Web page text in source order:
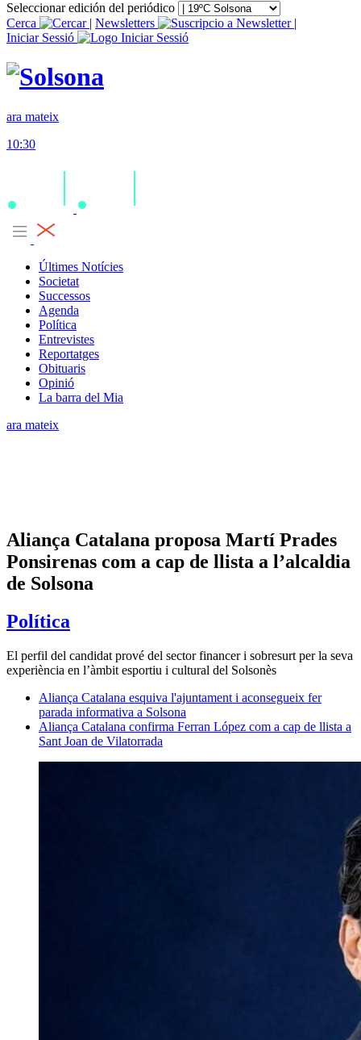
Seleccionar edición del periódico
Cerca
| Newsletters
|
Iniciar Sessió
ara mateix
10:30
Últimes Notícies
Societat
Successos
Agenda
Política
Entrevistes
Reportatges
Obituaris
Opinió
La barra del Mia
ara mateix
Aliança Catalana proposa Martí Prades
Ponsirenas com a cap de llista a l’alcaldia
de Solsona
Política
El perfil del candidat prové del sector financer i sobresurt per la seva
experiència en l’àmbit esportiu i cultural del Solsonès
Aliança Catalana esquiva l'ajuntament i aconsegueix fer
parada informativa a Solsona
Aliança Catalana confirma Ferran López com a cap de llista a
Sant Joan de Vilatorrada